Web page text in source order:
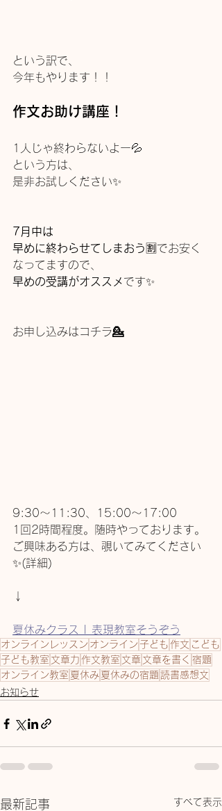
という訳で、
今年もやります！！
作文お助け講座！
1人じゃ終わらないよー💦
という方は、
是非お試しください✨
7月中は
早めに終わらせてしまおう 🈹でお安く
なってますので、
早めの受講がオススメです✨
お申し込みはコチラ💁
9:30〜11:30、15:00〜17:00
1回2時間程度。随時やっております。
ご興味ある方は、覗いてみてください
✨(詳細)
↓
夏休みクラス | 表現教室そうぞう
オンラインレッスン オンライン 子ども 作文 こども
子ども教室 文章力 作文教室 文章 文章を書く 宿題
オンライン教室 夏休み 夏休みの宿題 読書感想文
お知らせ
最新記事 すべて表示